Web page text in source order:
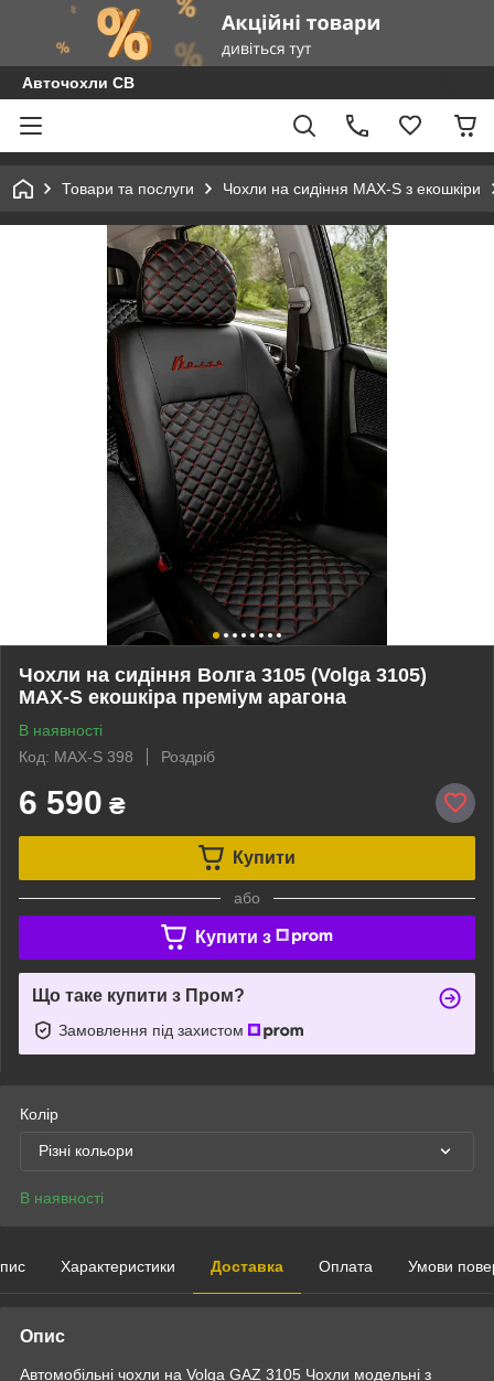
Авточохли СВ
Товари та послуги Чохли на сидіння MAX-S з екошкіри
Чохли на сидіння Волга 3105 (Volga 3105)
MAX-S екошкіра преміум арагона
В наявності
Код: MAX-S 398
Роздріб
6 590 ₴
Купити
або
Купити з
Що таке купити з Пром?
Замовлення під захистом
Колір
Різні кольори
В наявності
Характеристики Доставка Оплата Умови
Опис
Автомобільні чохли на Volga GAZ 3105 Чохли модельні з